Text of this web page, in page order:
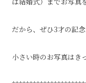
だから、ぜひ3才の記
小さい時のお写真はき